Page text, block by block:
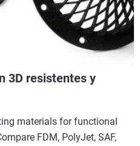
3D resistentes y
materials for functional
FDM, PolyJet, SAF,